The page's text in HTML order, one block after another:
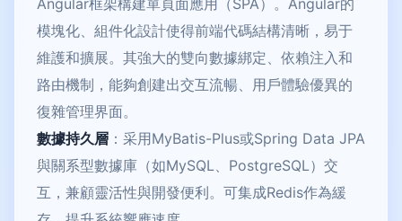
Angular框架構建單頁面應用（SPA）。Angular的
模塊化、組件化設計使得前端代碼結構清晰，易于
維護和擴展。其強大的雙向數據綁定、依賴注入和
路由機制，能夠創建出交互流暢、用戶體驗優異的
復雜管理界面。
數據持久層 ：采用MyBatis-Plus或Spring Data JPA
與關系型數據庫（如MySQL、PostgreSQL）交
互，兼顧靈活性與開發便利。可集成Redis作為緩